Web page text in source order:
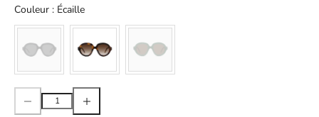
Couleur : ÉcailleCouleur
Diminuer la quantité